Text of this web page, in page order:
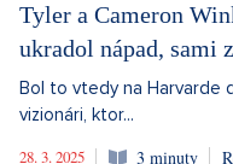
Tyler a Cameron
ukradol nápad, sami
Bol to vtedy na Harvarde
vizionári, ktor...
28. 3. 2025
3 minuty